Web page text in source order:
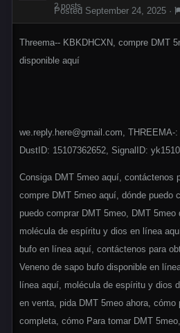
2 posts
Posted September 24, 2025 ·
Threema-- KBKDHCXN, compre DMT
disponible aquí
we.reply.here@gmail.com, THREEMA-
DustID: 15107362652, SignalID:
Consiga DMT 5meo aquí, contáctenos
compre DMT 5meo aquí, dónde puedo
puedo comprar DMT 5meo, DMT
molécula de espíritu y dios en línea
bufo en línea aquí, contáctenos para
Veneno de sapo bufo disponible en
línea aquí, molécula de espíritu y dios
en venta, pida DMT 5meo ahora, cómo
completa, cómo Para tomar DMT